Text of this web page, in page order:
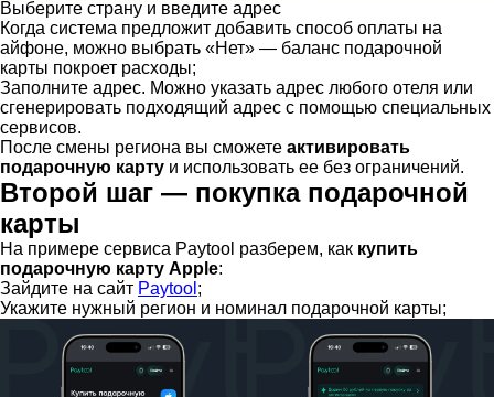
Выберите страну и введите адрес
Когда система предложит добавить способ оплаты на
айфоне, можно выбрать «Нет» — баланс подарочной
карты покроет расходы;
Заполните адрес. Можно указать адрес любого отеля или
сгенерировать подходящий адрес с помощью специальных
сервисов.
После смены региона вы сможете активировать
подарочную карту и использовать ее без ограничений.
Второй шаг — покупка подарочной
карты
На примере сервиса Paytool разберем, как купить
подарочную карту Apple:
Зайдите на сайт Paytool ;
Укажите нужный регион и номинал подарочной карты;